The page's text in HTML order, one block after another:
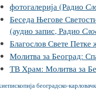
фотогалерија (Радио
Беседа Његове
(аудио запис, Радио
Благослов Свете
Молитва за Београд:
ТВ Храм: Молитва за
београдско-